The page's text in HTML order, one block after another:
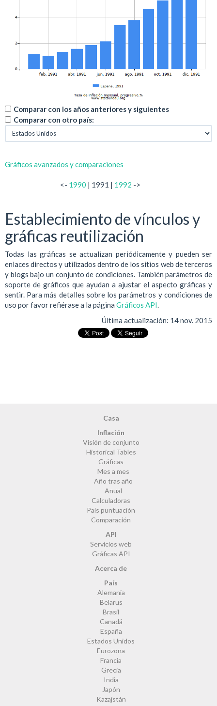
Comparar con los años anteriores y siguientes
Comparar con otro país:
Gráficos avanzados y comparaciones
<- 1990 | 1991 | 1992 ->
Establecimiento de vínculos y
gráficas reutilización
Todas las gráficas se actualizan periódicamente y pueden ser
enlaces directos y utilizados dentro de los sitios web de terceros
y blogs bajo un conjunto de condiciones. También parámetros de
soporte de gráficos que ayudan a ajustar el aspecto gráficas y
sentir. Para más detalles sobre los parámetros y condiciones de
uso por favor refiérase a la página Gráficos API.
Última actualización: 14 nov. 2015
Casa
Inflación
Visión de conjunto
Historical Tables
Gráficas
Mes a mes
Año tras año
Anual
Calculadoras
País puntuación
Comparación
API
Servicios web
Gráficas API
Acerca de
País
Alemania
Belarus
Brasil
Canadá
España
Estados Unidos
Eurozona
Francia
Grecia
India
Japón
Kazajstán